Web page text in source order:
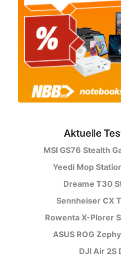
Aktuelle
MSI GS76 Stealth
Yeedi Mop
Dreame T30
Sennheiser CX
Rowenta X-Plorer
ASUS ROG
DJI Air 2S